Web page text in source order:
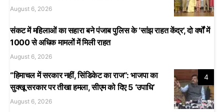
August 6, 2026
संकट में महिलाओं का सहारा बने पंजाब पुलिस के ‘सांझ राहत केंद्र’, दो वर्षों में
1000 से अधिक मामलों में मिली राहत
August 6, 2026
4
“हिमाचल में सरकार नहीं, सिंडिकेट का राज”: भाजपा का
सुक्खू सरकार पर तीखा हमला, सीएम को दिए 5 ‘उपाधि’
August 6, 2026